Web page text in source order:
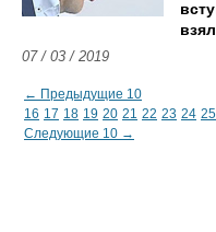
07 / 03 / 2019
← Предыдущие 10
16 17 18 19 20 21 22 23 24 25
Следующие 10 →